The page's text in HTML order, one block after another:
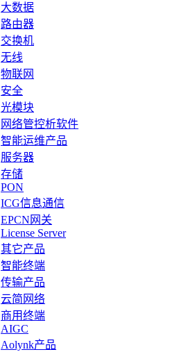
大数据
路由器
交换机
无线
物联网
安全
光模块
网络管控析软件
智能运维产品
服务器
存储
PON
ICG信息通信
EPCN网关
License Server
其它产品
智能终端
传输产品
云简网络
商用终端
AIGC
Aolynk产品